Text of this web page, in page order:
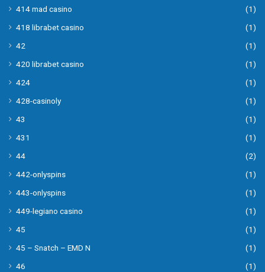
414 mad casino
(1)
418 librabet casino
(1)
42
(1)
420 librabet casino
(1)
424
(1)
428-casinoly
(1)
43
(1)
431
(1)
44
(2)
442-onlyspins
(1)
443-onlyspins
(1)
449-legiano casino
(1)
45
(1)
45 – Snatch – EMD N
(1)
46
(1)